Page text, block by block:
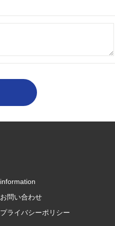
information
お問い合わせ
プライバシーポリシー